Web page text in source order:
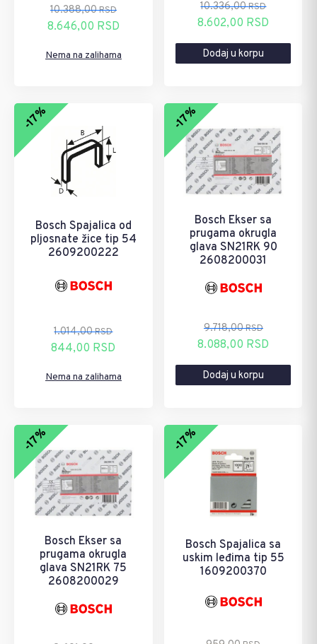
10.388,00RSD
Originalna
je
8.646,00 RSD
Trenutna
je:
Nema na zalihama
10.336,00RSD
Originalna
je
8.602,00 RSD
Trenutna
je:
Dodaj u korpu
-17%
Bosch Spajalica od
pljosnate žice tip 54
2609200222
1.014,00RSD
Originalna
je
844,00 RSD
Trenutna
je:
Nema na zalihama
-17%
Bosch Ekser sa
prugama okrugla
glava SN21RK 90
2608200031
9.718,00RSD
Originalna
je
8.088,00 RSD
Trenutna
je:
Dodaj u korpu
-17%
Bosch Ekser sa
prugama okrugla
glava SN21RK 75
2608200029
-17%
Bosch Spajalica sa
uskim leđima tip 55
1609200370